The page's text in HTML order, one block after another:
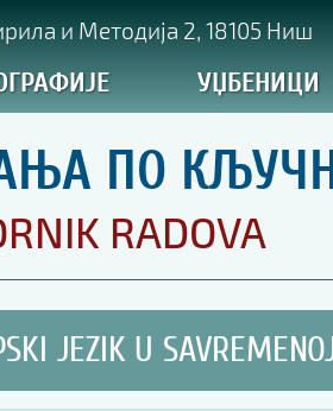
и Методија 2, 18105 Ниш
УЏБЕНИЦИ
ПО
RADOVA
JEZIK U